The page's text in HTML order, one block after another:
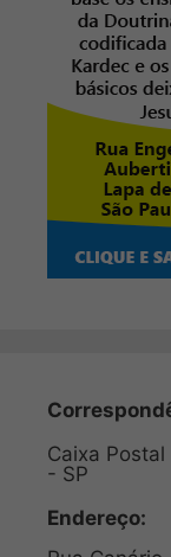
Caixa
- SP
Endereço: